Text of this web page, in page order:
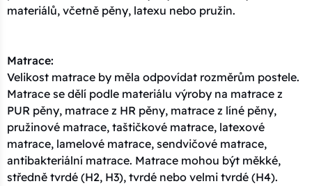
materiálů, včetně pěny, latexu nebo pružin.
Matrace:
Velikost matrace by měla odpovídat rozměrům postele.
Matrace se dělí podle materiálu výroby na matrace z
PUR pěny, matrace z HR pěny, matrace z líné pěny,
pružinové matrace, taštičkové matrace, latexové
matrace, lamelové matrace, sendvičové matrace,
antibakteriální matrace. Matrace mohou být měkké,
středně tvrdé (H2, H3), tvrdé nebo velmi tvrdé (H4).